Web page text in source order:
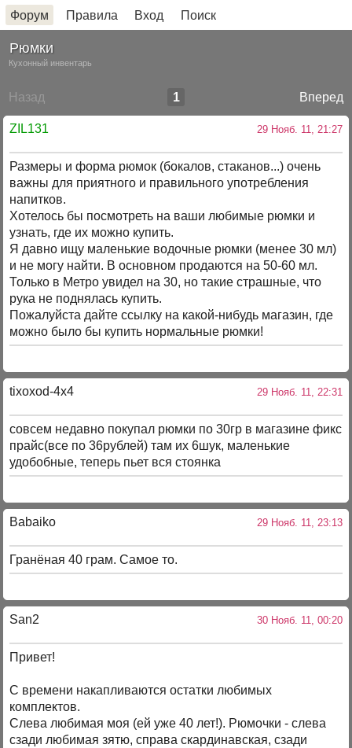
Форум Правила Вход Поиск
Рюмки
Кухонный инвентарь
Назад Вперед
1
ZIL131 29 Нояб. 11, 21:27
Размеры и форма рюмок (бокалов, стаканов...) очень
важны для приятного и правильного употребления
напитков.
Хотелось бы посмотреть на ваши любимые рюмки и
узнать, где их можно купить.
Я давно ищу маленькие водочные рюмки (менее 30 мл)
и не могу найти. В основном продаются на 50-60 мл.
Только в Метро увидел на 30, но такие страшные, что
рука не поднялась купить.
Пожалуйста дайте ссылку на какой-нибудь магазин, где
можно было бы купить нормальные рюмки!
tixoxod-4x4 29 Нояб. 11, 22:31
совсем недавно покупал рюмки по 30гр в магазине фикс
прайс(все по 36рублей) там их 6шук, маленькие
удобобные, теперь пьет вся стоянка
Babaiko 29 Нояб. 11, 23:13
Гранёная 40 грам. Самое то.
San2 30 Нояб. 11, 00:20
Привет!
С времени накапливаются остатки любимых
комплектов.
Слева любимая моя (ей уже 40 лет!). Рюмочки - слева
сзади любимая зятю, справа скардинавская, сзади